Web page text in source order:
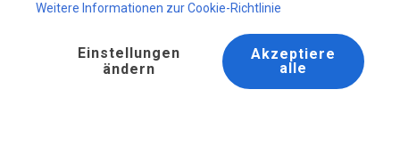
Weitere Informationen zur Cookie-Richtlinie
Einstellungen
ändern
Akzeptiere
alle